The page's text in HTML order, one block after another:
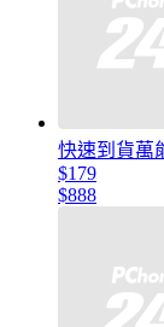
快速到貨萬
$179
$888